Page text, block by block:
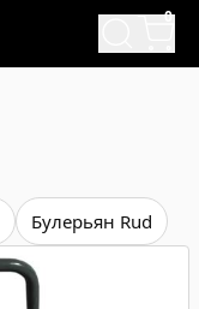
0
Булерьян Rud